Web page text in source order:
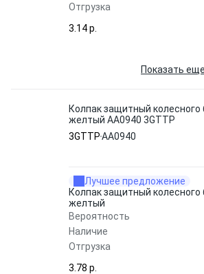
Отгрузка
3.14 p.
Показать
Колпак защитный колесного
желтый AA0940 3GTTP
3GTTPAA0940
Лучшее предложение
Колпак защитный колесного
желтый
Вероятность
Наличие
Отгрузка
3.78 p.